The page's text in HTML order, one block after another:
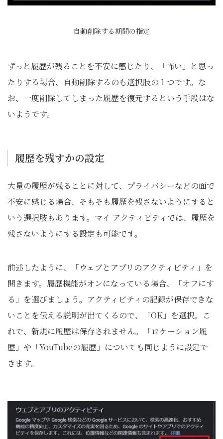
自動削除する期間の指定
ずっと履歴が残ることを不安に感じたり、「怖い」と思っ
たりする場合、自動削除するのも選択肢の１つです。な
お、一度削除してしまった履歴を復元するという手段はな
いようです。
履歴を残すかの設定
大量の履歴が残ることに対して、プライバシーなどの面で
不安に感じる場合、そもそも履歴を残さないようにすると
いう選択肢もあります。マイ アクティビティでは、履歴を
残さないようにする設定も可能です。
前述したように、「ウェブとアプリのアクティビティ」を
開きます。履歴機能がオンになっている場合、「オフにす
る」を選びましょう。アクティビティの記録が保存できな
いことを伝える説明が出てくるので、「OK」を選択。こ
れで、新規に履歴は保存されません。「ロケーション履
歴」や「YouTubeの履歴」についても同じように設定で
きます。